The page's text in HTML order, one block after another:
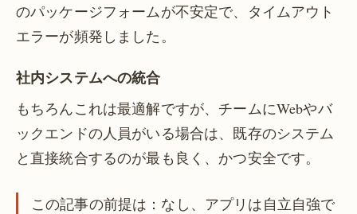
のパッケージフォームが不安定で、タイムアウト
エラーが頻発しました。
社内システムへの統合
もちろんこれは最適解ですが、チームにWebやバ
ックエンドの人員がいる場合は、既存のシステム
と直接統合するのが最も良く、かつ安全です。
この記事の前提は：なし、アプリは自立自強で